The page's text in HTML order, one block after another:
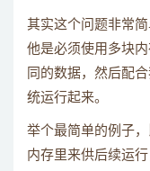
其实这个问题非常
他是必须使用多块
同的数据，然后配
统运行起来。
举个最简单的例子
内存里来供后续运